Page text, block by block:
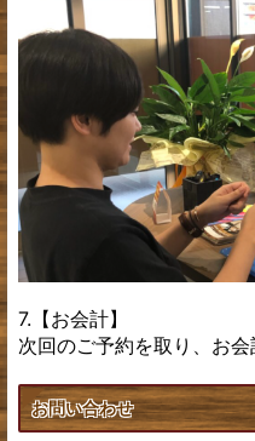
7.【お会計】
次回のご予約を取り、お会
お問い合わせ